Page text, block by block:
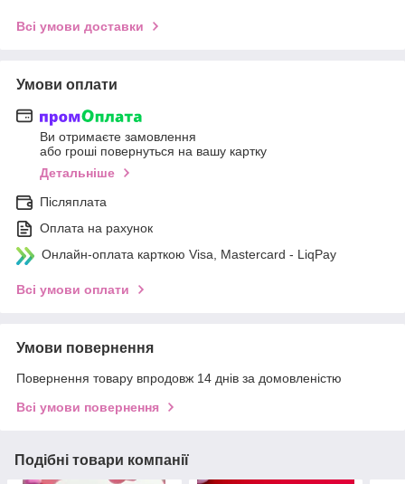
Всі умови доставки
Умови оплати
Ви отримаєте замовлення
або гроші повернуться на вашу картку
Детальніше
Післяплата
Оплата на рахунок
Онлайн-оплата карткою Visa, Mastercard - LiqPay
Всі умови оплати
Умови повернення
Повернення товару впродовж 14 днів за домовленістю
Всі умови повернення
Подібні товари компанії